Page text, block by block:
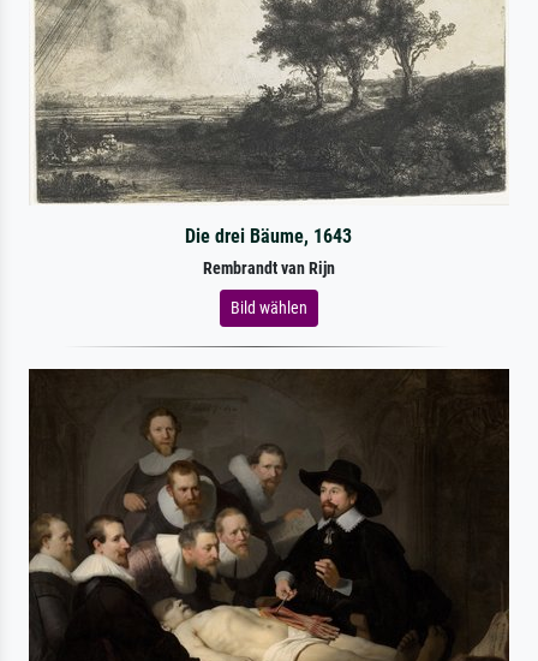
Die drei Bäume, 1643
Rembrandt van Rijn
Bild wählen